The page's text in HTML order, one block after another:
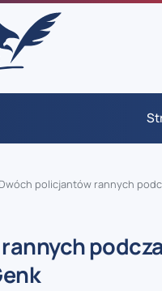
Dwóch policjantów rannych